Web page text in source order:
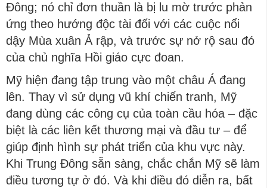
Đông; nó chỉ đơn thuần là bị lu mờ trước phản
ứng theo hướng độc tài đối với các cuộc nổi
dậy Mùa xuân Ả rập, và trước sự nở rộ sau đó
của chủ nghĩa Hồi giáo cực đoan.
Mỹ hiện đang tập trung vào một châu Á đang
lên. Thay vì sử dụng vũ khí chiến tranh, Mỹ
đang dùng các công cụ của toàn cầu hóa – đặc
biệt là các liên kết thương mại và đầu tư – để
giúp định hình sự phát triển của khu vực này.
Khi Trung Đông sẵn sàng, chắc chắn Mỹ sẽ làm
điều tương tự ở đó. Và khi điều đó diễn ra, bất